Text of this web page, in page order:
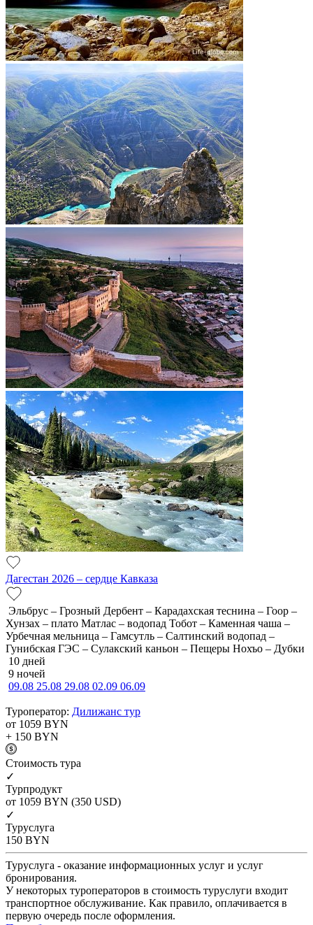
Дагестан 2026 – сердце Кавказа
Эльбрус – Грозный Дербент – Карадахская теснина – Гоор –
Хунзах – плато Матлас – водопад Тобот – Каменная чаша –
Урбечная мельница – Гамсутль – Салтинский водопад –
Гунибская ГЭС – Сулакский каньон – Пещеры Нохъо – Дубки
10 дней
9 ночей
09.08 25.08 29.08 02.09 06.09
Туроператор: Дилижанс тур
от 1059 BYN
+ 150 BYN
Cтоимость тура
✓
Турпродукт
от 1059 BYN (350 USD)
✓
Туруслуга
150 BYN
Туруслуга - оказание информационных услуг и услуг
бронирования.
У некоторых туроператоров в стоимость туруслуги входит
транспортное обслуживание. Как правило, оплачивается в
первую очередь после оформления.